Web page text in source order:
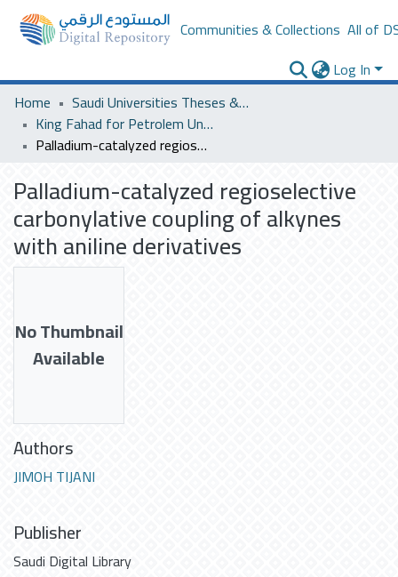
Communities & Collections All of
Log In
Home
Saudi Universities Theses & Dissertations
King Fahad for Petrolem University
Palladium-catalyzed regioselective carbonylative coupling of alkynes with aniline derivatives
Palladium-catalyzed regioselective
carbonylative coupling of alkynes
with aniline derivatives
No Thumbnail
Available
Authors
JIMOH TIJANI
Publisher
Saudi Digital Library